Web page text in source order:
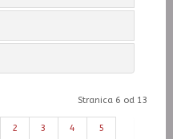
Stranica 6 od 13
2 3 4 5